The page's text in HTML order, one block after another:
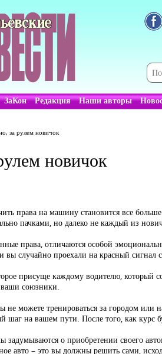
ЗаКон Редакция Наши авторы
за рулем новичок
новичок
права на машину становится все
пачками, но далеко не каждый из
права, отличаются особой
вы случайно проехали на красный
присуще каждому водителю, который
союзники.
можете тренироваться за городом или
шаг на вашем пути. После того, как курс
о приобретении своего
авто – это вы должны решить сами,